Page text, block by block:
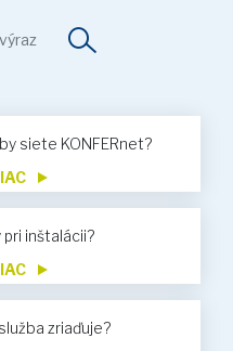
siete KONFERnet?
inštalácii?
zriaďuje?